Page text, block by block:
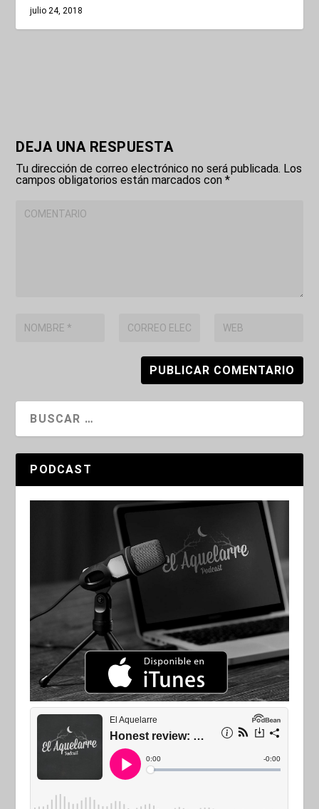
julio 24, 2018
DEJA UNA RESPUESTA
Tu dirección de correo electrónico no será publicada. Los
campos obligatorios están marcados con*
PODCAST